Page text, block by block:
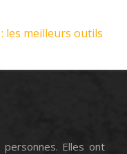
les meilleurs outils
personnes. Elles ont